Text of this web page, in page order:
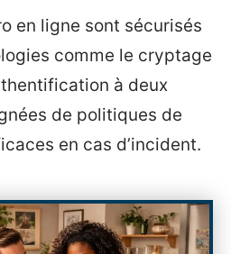
en ligne sont sécurisés
comme le cryptage
à deux
de politiques de
en cas d’incident.